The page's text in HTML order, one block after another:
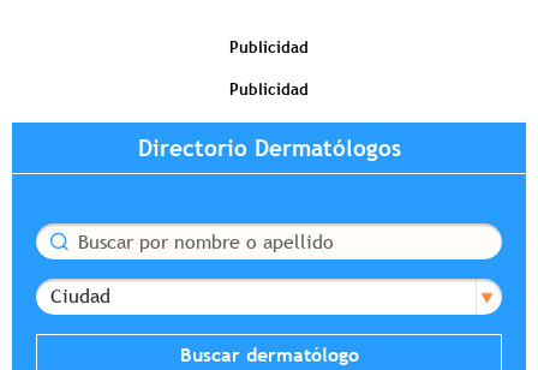
Publicidad
Publicidad
Directorio Dermatólogos
Buscar
Ciudad